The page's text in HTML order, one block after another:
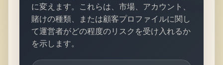
に変えます。これらは、市場、アカウント、
賭けの種類、または顧客プロファイルに関し
て運営者がどの程度のリスクを受け入れるか
を示します。